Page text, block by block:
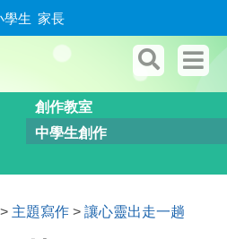
學生 家長
創作教室
中學生創作
主題寫作 > 讓心靈出走一趟